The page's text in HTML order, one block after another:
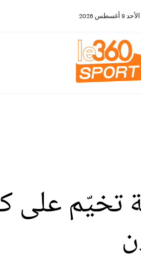
الأحد 9 أغسطس 2026
داكنة تخيّم